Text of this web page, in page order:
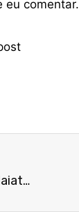
eu comentar.
Fator R em Indaiatuba: A estratégia legal para reduzir o imposto da sua clínica de 15,5% para 6%